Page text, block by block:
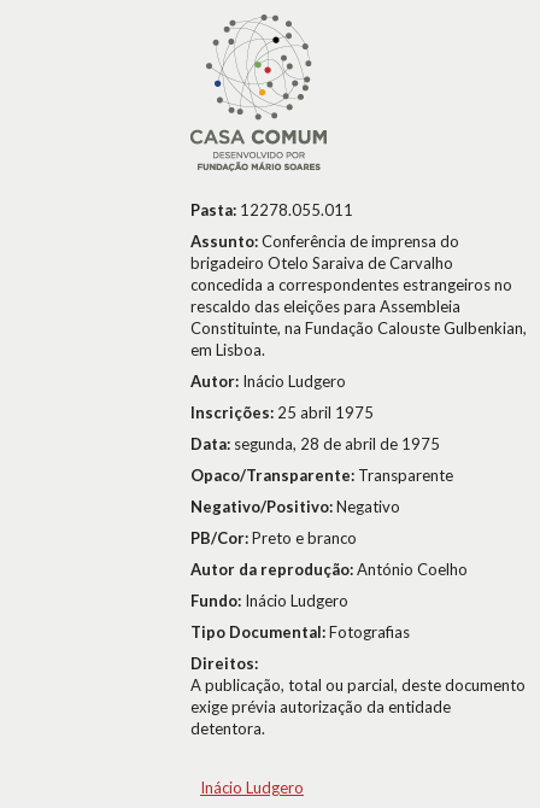
Pasta: 12278.055.011
Assunto:Conferência de imprensa do
brigadeiro Otelo Saraiva de Carvalho
concedida a correspondentes estrangeiros no
rescaldo das eleições para Assembleia
Constituinte, na Fundação Calouste Gulbenkian,
em Lisboa.
Autor: Inácio Ludgero
Inscrições: 25 abril 1975
Data: segunda, 28 de abril de 1975
Opaco/Transparente: Transparente
Negativo/Positivo:Negativo
PB/Cor:Preto e branco
Autor da reprodução:António Coelho
Fundo: Inácio Ludgero
Tipo Documental:Fotografias
Direitos:
A publicação, total ou parcial, deste documento
exige prévia autorização da entidade
detentora.
Inácio Ludgero